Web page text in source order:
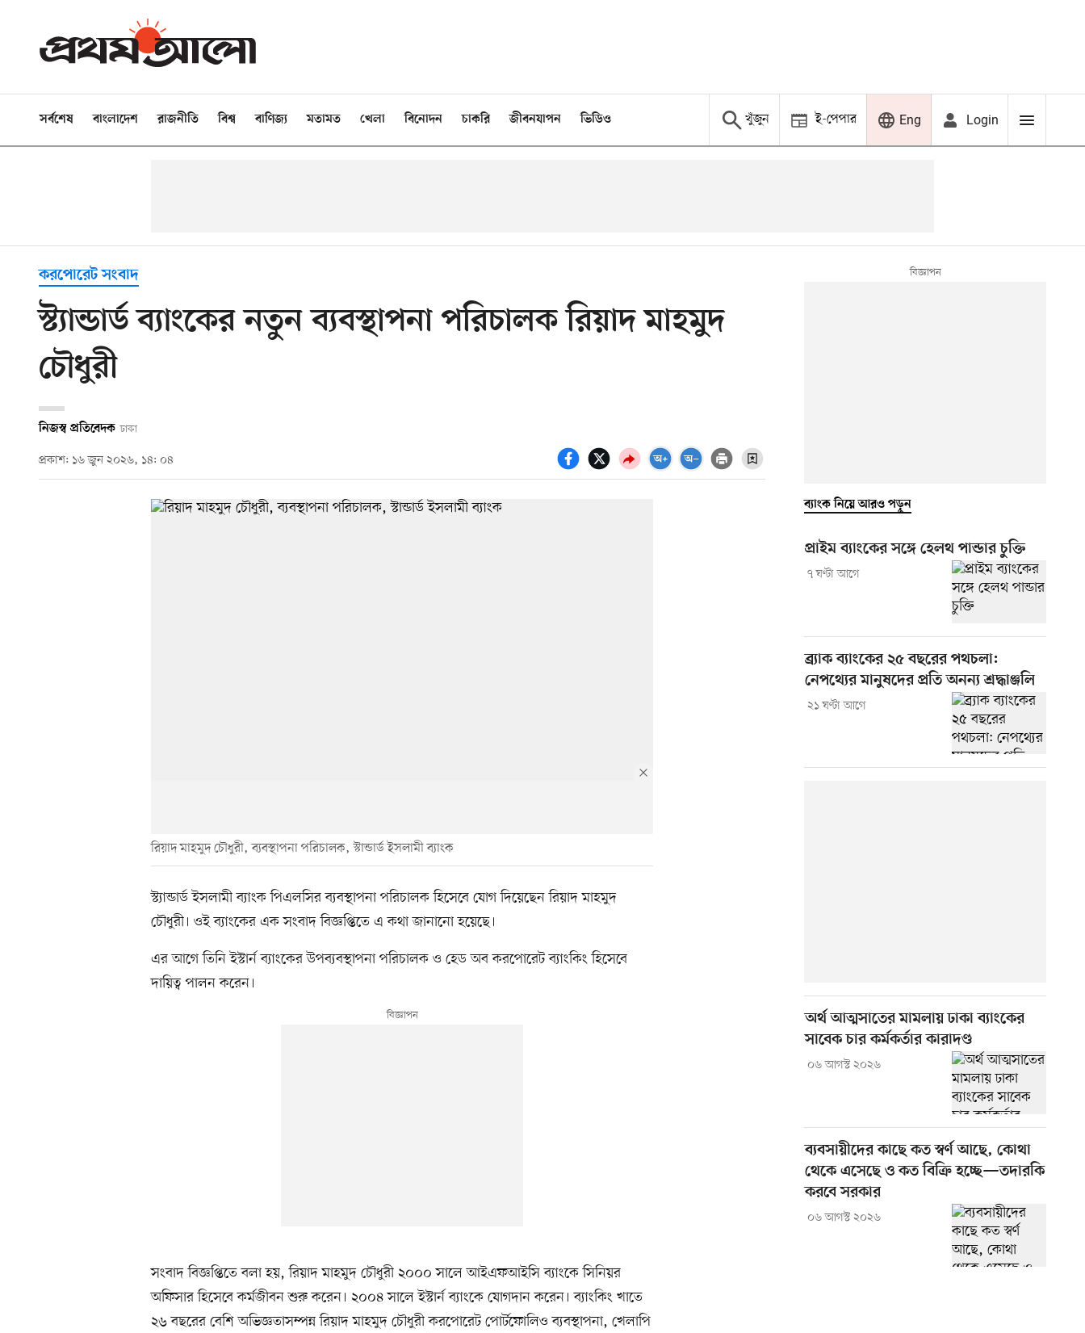
সর্বশেষ বাংলাদেশ রাজনীতি বিশ্ব বাণিজ্য মতামত খেলা বিনোদন চাকরি জীবনযাপন ভিডিও খুঁজুন ই-পেপার Eng Login
করপোরেট সংবাদ
স্ট্যান্ডার্ড ব্যাংকের নতুন ব্যবস্থাপনা পরিচালক রিয়াদ মাহমুদ
চৌধুরী
নিজস্ব প্রতিবেদক ঢাকা
প্রকাশ: ১৬ জুন ২০২৬, ১৪: ০৪
রিয়াদ মাহমুদ চৌধুরী, ব্যবস্থাপনা পরিচালক, স্টান্ডার্ড ইসলামী ব্যাংক
স্ট্যান্ডার্ড ইসলামী ব্যাংক পিএলসির ব্যবস্থাপনা পরিচালক হিসেবে যোগ দিয়েছেন রিয়াদ মাহমুদ
চৌধুরী। ওই ব্যাংকের এক সংবাদ বিজ্ঞপ্তিতে এ কথা জানানো হয়েছে।
এর আগে তিনি ইস্টার্ন ব্যাংকের উপব্যবস্থাপনা পরিচালক ও হেড অব করপোরেট ব্যাংকিং হিসেবে
দায়িত্ব পালন করেন।
সংবাদ বিজ্ঞপ্তিতে বলা হয়, রিয়াদ মাহমুদ চৌধুরী ২০০০ সালে আইএফআইসি ব্যাংকে সিনিয়র
অফিসার হিসেবে কর্মজীবন শুরু করেন। ২০০৪ সালে ইস্টার্ন ব্যাংকে যোগদান করেন। ব্যাংকিং খাতে
২৬ বছরের বেশি অভিজ্ঞতাসম্পন্ন রিয়াদ মাহমুদ চৌধুরী করপোরেট পোর্টফোলিও ব্যবস্থাপনা, খেলাপি
ব্যাংক নিয়ে আরও পড়ুন
প্রাইম ব্যাংকের সঙ্গে হেলথ পান্ডার চুক্তি
৭ ঘণ্টা আগে
ব্র্যাক ব্যাংকের ২৫ বছরের পথচলা:
নেপথ্যের মানুষদের প্রতি অনন্য শ্রদ্ধাঞ্জলি
২১ ঘণ্টা আগে
অর্থ আত্মসাতের মামলায় ঢাকা ব্যাংকের
সাবেক চার কর্মকর্তার কারাদণ্ড
০৬ আগস্ট ২০২৬
ব্যবসায়ীদের কাছে কত স্বর্ণ আছে, কোথা
থেকে এসেছে ও কত বিক্রি হচ্ছে—তদারকি
করবে সরকার
০৬ আগস্ট ২০২৬